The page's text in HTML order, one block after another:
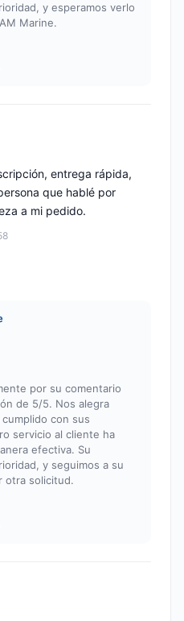
y esperamos verlo
Marine.
entrega rápida,
que hablé por
a mi pedido.
por su comentario
de 5/5. Nos alegra
con sus
servicio al cliente ha
efectiva. Su
y seguimos a su
otra solicitud.